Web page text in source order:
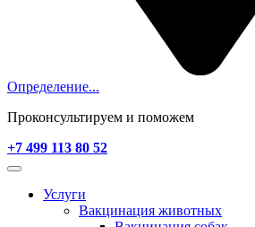
Определение...
Проконсультируем и поможем
+7 499 113 80 52
Услуги
Вакцинация животных